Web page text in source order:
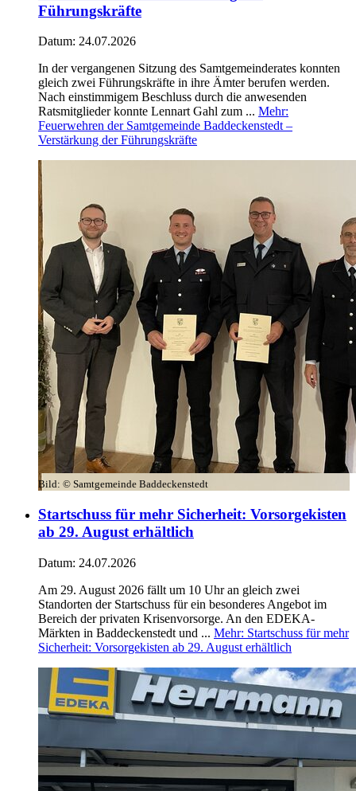
Führungskräfte
Datum: 24.07.2026
In der vergangenen Sitzung des Samtgemeinderates konnten
gleich zwei Führungskräfte in ihre Ämter berufen werden.
Nach einstimmigem Beschluss durch die anwesenden
Ratsmitglieder konnte Lennart Gahl zum ... Mehr:
Feuerwehren der Samtgemeinde Baddeckenstedt –
Verstärkung der Führungskräfte
Bild: © Samtgemeinde Baddeckenstedt
Startschuss für mehr Sicherheit: Vorsorgekisten
ab 29. August erhältlich
Datum: 24.07.2026
Am 29. August 2026 fällt um 10 Uhr an gleich zwei
Standorten der Startschuss für ein besonderes Angebot im
Bereich der privaten Krisenvorsorge. An den EDEKA-
Märkten in Baddeckenstedt und ... Mehr: Startschuss für mehr
Sicherheit: Vorsorgekisten ab 29. August erhältlich